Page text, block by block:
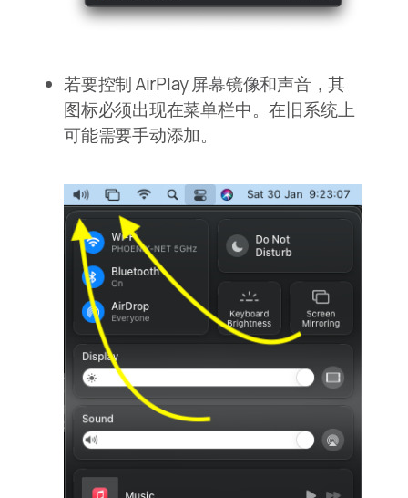
若要控制 AirPlay 屏幕镜像和声音，其
图标必须出现在菜单栏中。在旧系统上
可能需要手动添加。